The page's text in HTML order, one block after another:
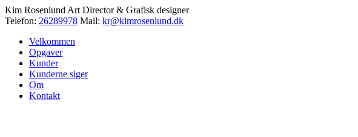
Kim Rosenlund Art Director & Grafisk designer
Telefon: 26289978 Mail: kr@kimrosenlund.dk
Velkommen
Opgaver
Kunder
Kunderne siger
Om
Kontakt